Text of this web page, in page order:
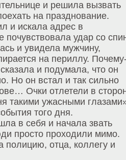
и решила вызвать
на празднование.
и искала адрес в
почувствовала удар со
и увидела мужчину,
на периллу.
и подумала, что он
Но он встал и так сильно
Очки отлетели в
такими ужасными
того дня.
в себя и начала звать
просто проходили мимо.
полицию, отца, коллегу и